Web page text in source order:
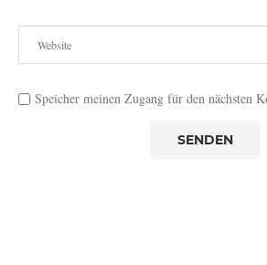
Speicher meinen Zugang für den nächsten